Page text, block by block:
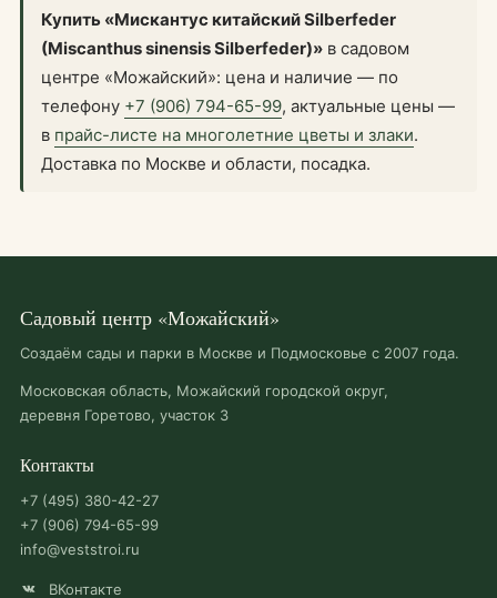
Купить «Мискантус китайский Silberfeder
(Miscanthus sinensis Silberfeder)» в садовом
центре «Можайский»: цена и наличие — по
телефону +7 (906) 794-65-99, актуальные цены —
в прайс-листе на многолетние цветы и злаки.
Доставка по Москве и области, посадка.
Садовый центр «Можайский»
Создаём сады и парки в Москве и Подмосковье с 2007 года.
Московская область, Можайский городской округ,
деревня Горетово, участок 3
Контакты
+7 (495) 380-42-27
+7 (906) 794-65-99
info@veststroi.ru
ВКонтакте